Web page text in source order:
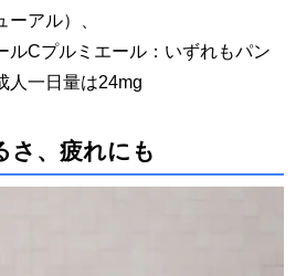
アル）、
ルミエール：いずれもパン
人一日量は24mg
さ、疲れにも